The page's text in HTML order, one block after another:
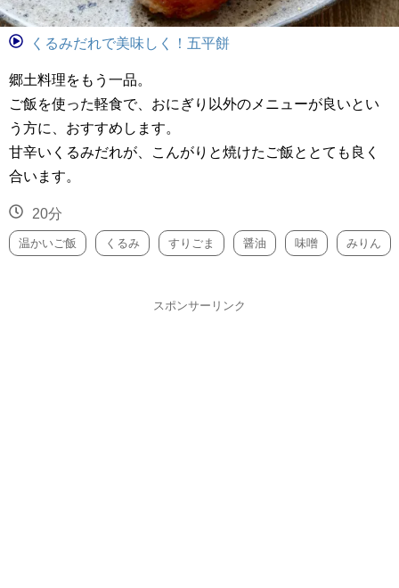
くるみだれで美味しく！五平餅
郷土料理をもう一品。
ご飯を使った軽食で、おにぎり以外のメニューが良いとい
う方に、おすすめします。
甘辛いくるみだれが、こんがりと焼けたご飯ととても良く
合います。
20分
温かいご飯 くるみ すりごま 醤油 味噌 みりん
スポンサーリンク